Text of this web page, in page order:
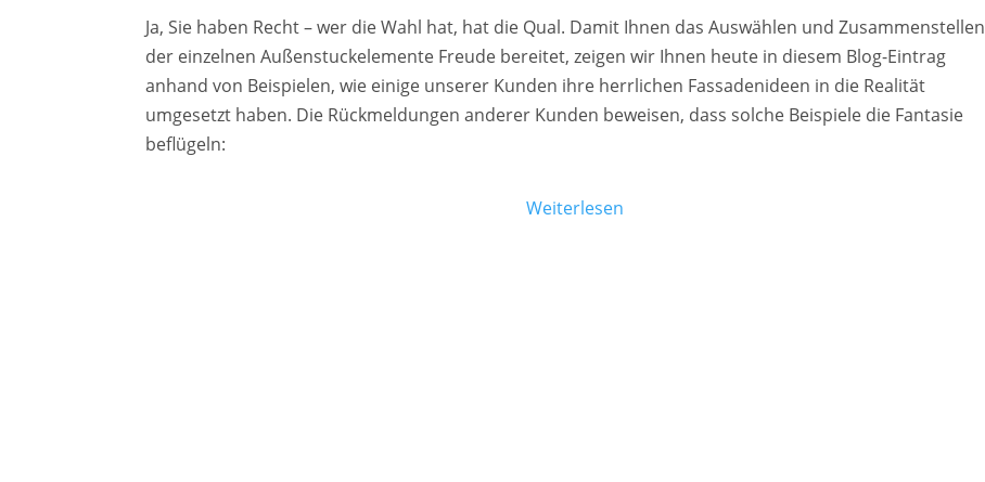
Ja, Sie haben Recht – wer die Wahl hat, hat die Qual. Damit Ihnen das Auswählen und Zusammenstellen
der einzelnen Außenstuckelemente Freude bereitet, zeigen wir Ihnen heute in diesem Blog-Eintrag
anhand von Beispielen, wie einige unserer Kunden ihre herrlichen Fassadenideen in die Realität
umgesetzt haben. Die Rückmeldungen anderer Kunden beweisen, dass solche Beispiele die Fantasie
beflügeln:
Weiterlesen